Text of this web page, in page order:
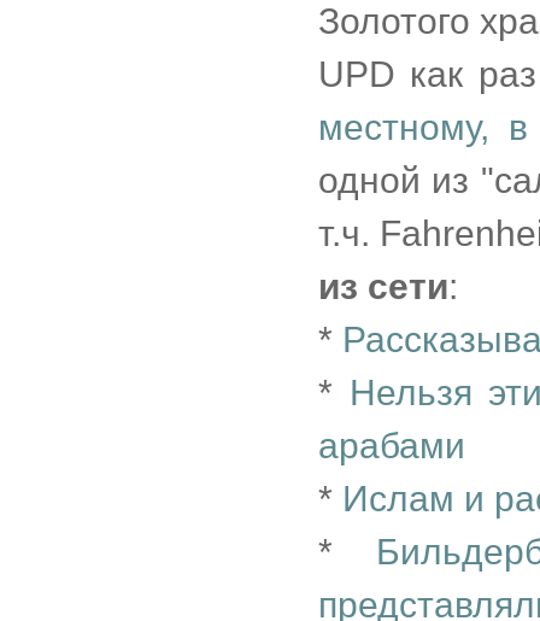
Золотого
UPD как
местному,
одной из
т.ч.
из сети:
*
* Нельзя
арабами
* Ислам и
*